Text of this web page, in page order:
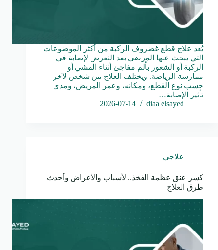
يُعد علاج قطع غضروف الركبة من أكثر الموضوعات
التي يبحث عنها المرضى بعد التعرض لإصابة في
الركبة أو الشعور بألم مفاجئ أثناء المشي أو
ممارسة الرياضة. ويختلف العلاج من شخص لآخر
حسب نوع القطع، ومكانه، وعمر المريض، ومدى
تأثير الإصابة…
diaa elsayed
2026-07-14
علاجي
كسر عنق عظمة الفخذ..الأسباب والأعراض وأحدث
طرق العلاج